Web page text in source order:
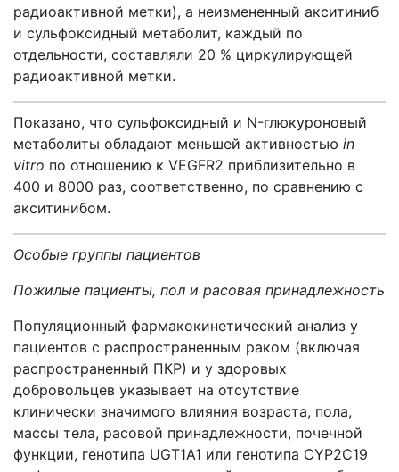
радиоактивной метки), а неизмененный акситиниб
и сульфоксидный метаболит, каждый по
отдельности, составляли 20 % циркулирующей
радиоактивной метки.
Показано, что сульфоксидный и N-глюкуроновый
метаболиты обладают меньшей активностью in
vitro по отношению к VEGFR2 приблизительно в
400 и 8000 раз, соответственно, по сравнению с
акситинибом.
Особые группы пациентов
Пожилые пациенты, пол и расовая принадлежность
Популяционный фармакокинетический анализ у
пациентов с распространенным раком (включая
распространенный ПКР) и у здоровых
добровольцев указывает на отсутствие
клинически значимого влияния возраста, пола,
массы тела, расовой принадлежности, почечной
функции, генотипа UGT1A1 или генотипа CYP2C19